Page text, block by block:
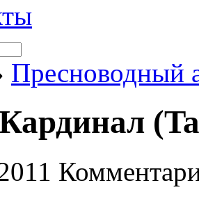
Пресноводный